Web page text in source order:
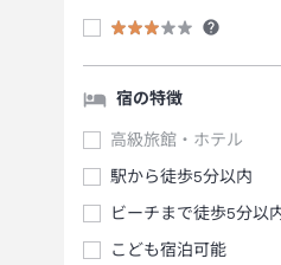
宿の特徴
高級旅館・ホテル
駅から徒歩5分以内
ビーチまで徒歩5分以
こども宿泊可能